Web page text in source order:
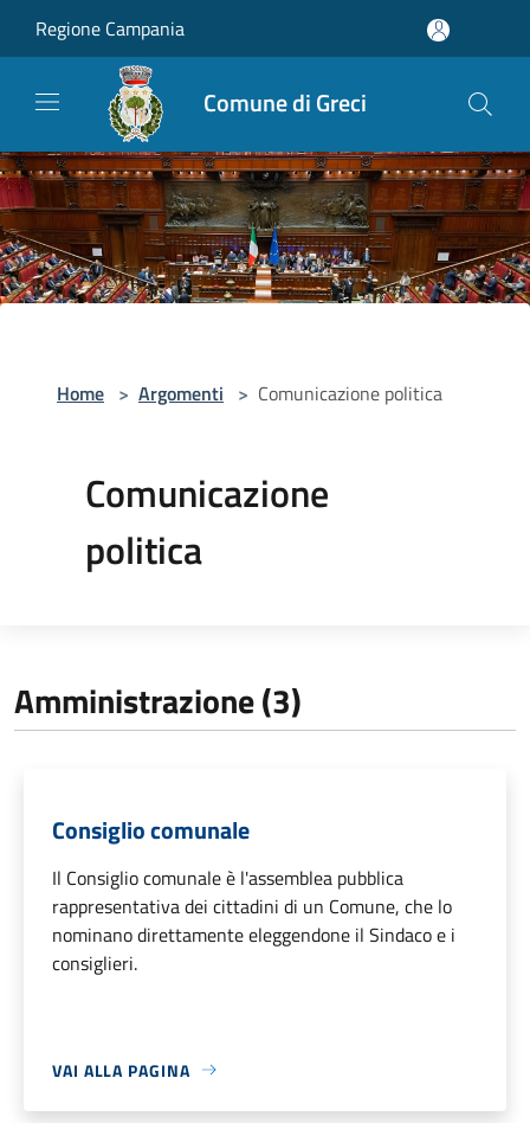
Regione Campania
Comune di Greci
Home > Argomenti > Comunicazione politica
Comunicazione
politica
Amministrazione (3)
Consiglio comunale
Il Consiglio comunale è l'assemblea pubblica
rappresentativa dei cittadini di un Comune, che lo
nominano direttamente eleggendone il Sindaco e i
consiglieri.
VAI ALLA PAGINA